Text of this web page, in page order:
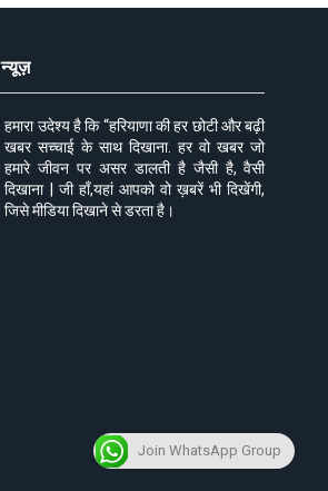
न्यूज़
हमारा उदेश्य है कि “हरियाणा की हर छोटी और बढ़ी
खबर सच्चाई के साथ दिखाना. हर वो खबर जो
हमारे जीवन पर असर डालती है जैसी है, वैसी
दिखाना | जी हाँ,यहां आपको वो ख़बरें भी दिखेंगी,
जिसे मीडिया दिखाने से डरता है।
Join WhatsApp Group